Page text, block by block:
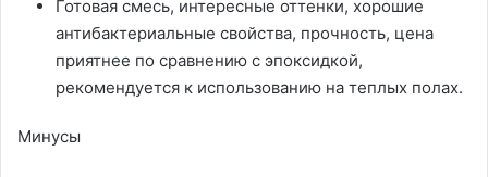
Готовая смесь, интересные оттенки, хорошие
антибактериальные свойства, прочность, цена
приятнее по сравнению с эпоксидкой,
рекомендуется к использованию на теплых полах.
Минусы